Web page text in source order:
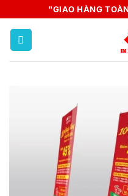
content
"GIAO HÀNG